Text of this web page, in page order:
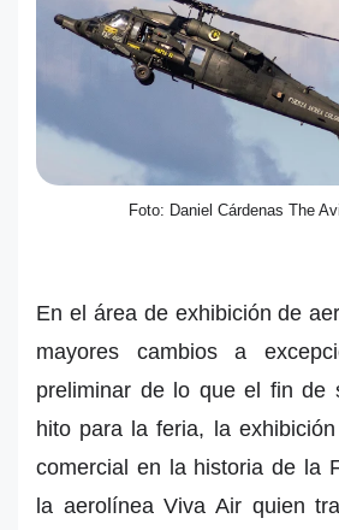
Foto: Daniel Cárdenas The
En el área de exhibición de
mayores cambios a
preliminar de lo que el fin de
hito para la feria, la
comercial en la historia de la
la aerolínea Viva Air quien